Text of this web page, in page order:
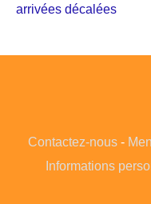
arrivées décalées
Contactez-nous-
Informations